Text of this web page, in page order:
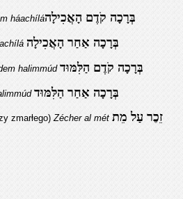
háachíláבְּרָכָה קֹדֶם הָאֲכִילָה
בְּרָכָה אַחַר הָאֲכִילָה
halimmúdבְּרָכָה קֹדֶם הַלִּמּוּד
בְּרָכָה אַחַר הַלִּמּוּד
zmarłego)Zécher al mét זֵכֶר עַל מֵת